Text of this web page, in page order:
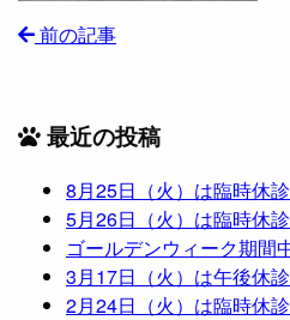
前の記事
最近の投稿
8月25日（火）は臨時休診
5月26日（火）は臨時休診
ゴールデンウィーク期間
3月17日（火）は午後休診
2月24日（火）は臨時休診